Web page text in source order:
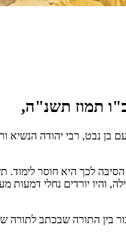
בן נבט, רבי יהודה
לכך היא חוסר לימוד.
והיו יורדים נחלי
בין התורה שבכתב